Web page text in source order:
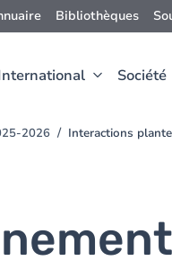
Bibliothèques
Société
2026 Interactions